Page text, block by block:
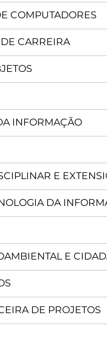
COMPUTADORES
CARREIRA
INFORMAÇÃO
E
DA
E
DE PROJETOS